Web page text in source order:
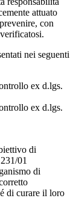
attuato
con
nei seguenti
ex d.lgs.
ex d.lgs.
di
01
di
di curare il loro